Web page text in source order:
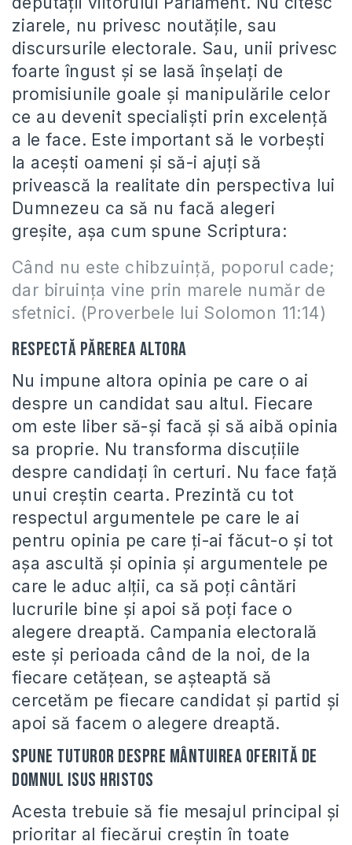
ziarele, nu privesc noutăţile, sau
discursurile electorale. Sau, unii privesc
foarte îngust şi se lasă înşelaţi de
promisiunile goale şi manipulările celor
ce au devenit specialişti prin excelenţă
a le face. Este important să le vorbeşti
la aceşti oameni şi să-i ajuţi să
privească la realitate din perspectiva lui
Dumnezeu ca să nu facă alegeri
greşite, aşa cum spune Scriptura:
Când nu este chibzuinţă, poporul cade;
dar biruinţa vine prin marele număr de
sfetnici. (Proverbele lui Solomon 11:14)
Respectă părerea altora
Nu impune altora opinia pe care o ai
despre un candidat sau altul. Fiecare
om este liber să-şi facă şi să aibă opinia
sa proprie. Nu transforma discuţiile
despre candidaţi în certuri. Nu face faţă
unui creştin cearta. Prezintă cu tot
respectul argumentele pe care le ai
pentru opinia pe care ţi-ai făcut-o şi tot
aşa ascultă şi opinia şi argumentele pe
care le aduc alţii, ca să poţi cântări
lucrurile bine şi apoi să poţi face o
alegere dreaptă. Campania electorală
este şi perioada când de la noi, de la
fiecare cetăţean, se aşteaptă să
cercetăm pe fiecare candidat şi partid şi
apoi să facem o alegere dreaptă.
Spune tuturor despre mântuirea oferită de
Domnul Isus Hristos
Acesta trebuie să fie mesajul principal şi
prioritar al fiecărui creştin în toate